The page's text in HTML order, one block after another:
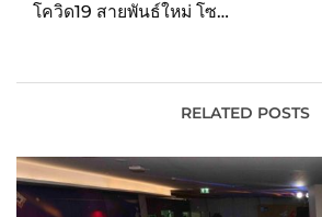
โควิด19 สายพันธ์ใหม่ โซ
RELATED POSTS